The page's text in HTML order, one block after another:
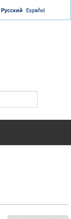
Русский Español